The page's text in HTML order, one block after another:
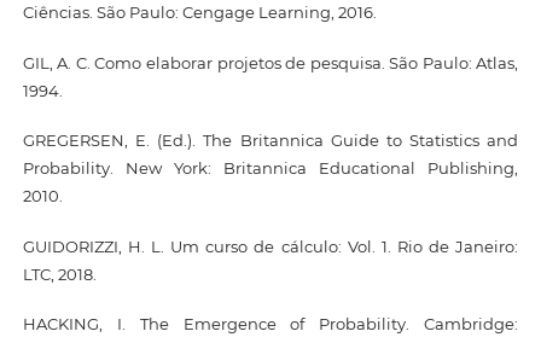
Ciências. São Paulo: Cengage Learning, 2016.
GIL, A. C. Como elaborar projetos de pesquisa. São Paulo: Atlas,
1994.
GREGERSEN, E. (Ed.). The Britannica Guide to Statistics and
Probability. New York: Britannica Educational Publishing,
2010.
GUIDORIZZI, H. L. Um curso de cálculo: Vol. 1. Rio de Janeiro:
LTC, 2018.
HACKING, I. The Emergence of Probability. Cambridge: